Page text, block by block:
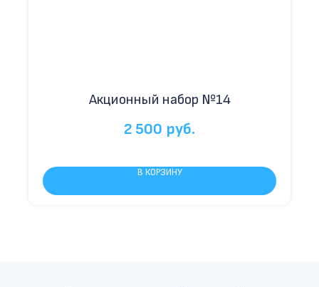
Акционный набор №14
2 500 руб.
В КОРЗИНУ